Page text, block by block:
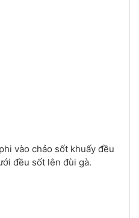
vào chảo sốt khuấy đều
đều sốt lên đùi gà.